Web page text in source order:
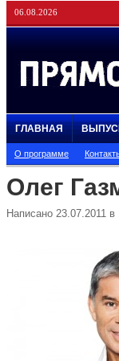
06.08.2026
ГЛАВНАЯ
О программе
Олег
Написано 23.07.2011